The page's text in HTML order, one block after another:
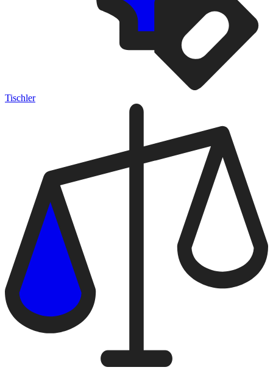
Tischler